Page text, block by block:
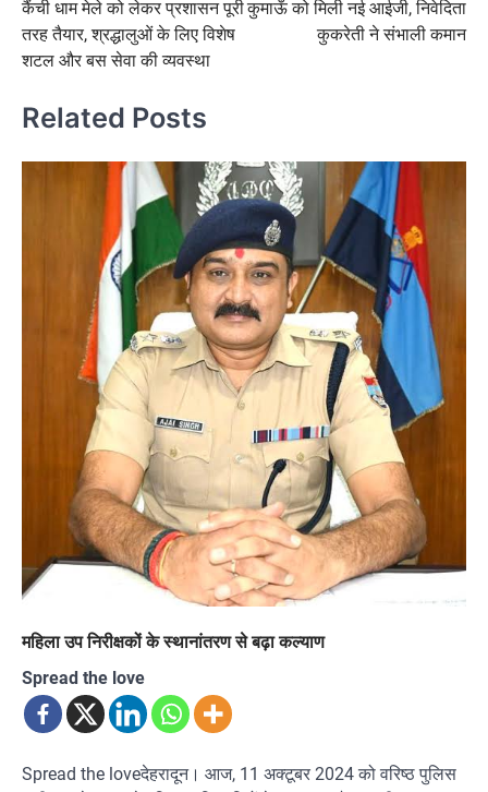
navigation
कैंची धाम मेले को लेकर प्रशासन पूरी
तरह तैयार, श्रद्धालुओं के लिए विशेष
शटल और बस सेवा की व्यवस्था
कुमाऊँ को मिली नई आईजी, निवेदिता
कुकरेती ने संभाली कमान
Related Posts
महिला उप निरीक्षकों के स्थानांतरण से बढ़ा कल्याण
Spread the love
Spread the loveदेहरादून। आज, 11 अक्टूबर 2024 को वरिष्ठ पुलिस